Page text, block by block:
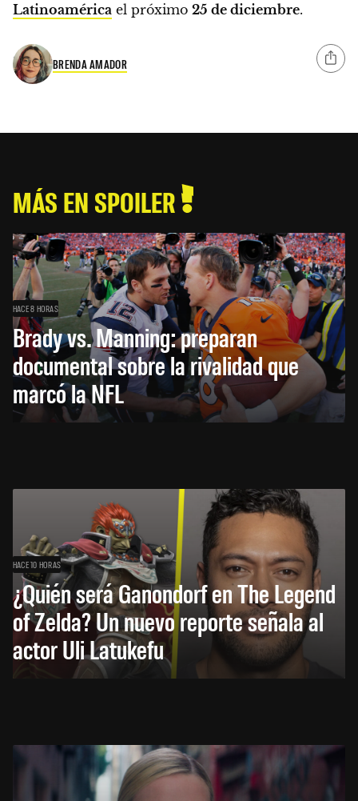
Latinoamérica el próximo 25 de diciembre.
BRENDA AMADOR
MÁS EN SPOILER
HACE 8 HORAS
Brady vs. Manning: preparan
documental sobre la rivalidad que
marcó la NFL
HACE 10 HORAS
¿Quién será Ganondorf en The Legend
of Zelda? Un nuevo reporte señala al
actor Uli Latukefu